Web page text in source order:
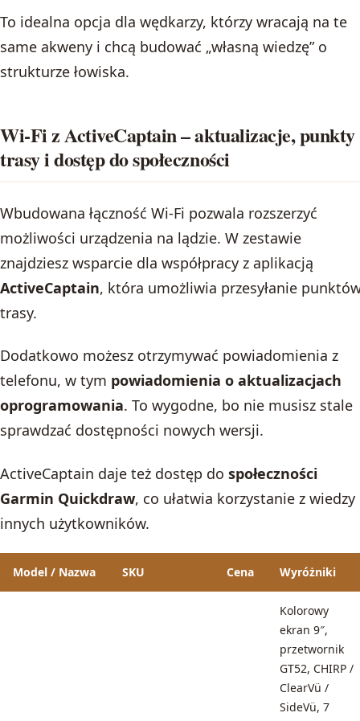
To idealna opcja dla wędkarzy, którzy wracają na te
same akweny i chcą budować „własną wiedzę” o
strukturze łowiska.
Wi‑Fi z ActiveCaptain – aktualizacje, punkty
trasy i dostęp do społeczności
Wbudowana łączność Wi‑Fi pozwala rozszerzyć
możliwości urządzenia na lądzie. W zestawie
znajdziesz wsparcie dla współpracy z aplikacją
ActiveCaptain, która umożliwia przesyłanie
trasy.
Dodatkowo możesz otrzymywać powiadomienia z
telefonu, w tym powiadomienia o aktualizacjach
oprogramowania. To wygodne, bo nie musisz stale
sprawdzać dostępności nowych wersji.
ActiveCaptain daje też dostęp do społeczności
Garmin Quickdraw, co ułatwia korzystanie z wiedzy
innych użytkowników.
Model / Nazwa SKU Cena Wyróżniki
Kolorowy
ekran 9″,
przetwornik
GT52, CHIRP /
ClearVü /
SideVü, 7